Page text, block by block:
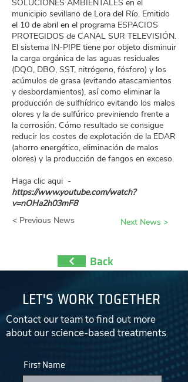
SOLUCIONES AMBIENTALES en el
municipio sevillano de Lora del Río. Emitido
el 10 de abril en el programa ESPACIOS
PROTEGIDOS de CANAL SUR TELEVISIÓN.
El sistema IN-PIPE tiene por objeto disminuir
la carga orgánica de las aguas residuales
(DQO, DBO, SST, nitrógeno, fósforo) y los
acúmulos de grasa (evitando atascamientos
y desbordamientos), así como eliminar la
producción de sulfhídrico evitando los malos
olores y la de sulfúrico previniendo frente a
la corrosión. Cómo resultado se consigue
reducir los costes de explotación de la EDAR
(ahorro energético, eliminación de malos
olores) y la producción de fangos en exceso.
Haga clic aqui -
https://www.youtube.com/watch?
v=nOHa2h03mF8
< Previous News
Next News >
Back
LET'S WORK TOGETHER
Contact our team to find out more
about our science-based treatments
First Name